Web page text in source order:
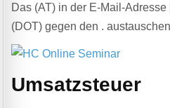
Das (AT) in der E-Mail-
(DOT) gegen den .
Umsatzsteuer